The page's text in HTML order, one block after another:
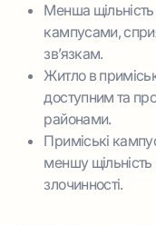
Менша
кампусами,
зв’язкам.
Житло в
доступним та
районами.
Приміські
меншу
злочинності.